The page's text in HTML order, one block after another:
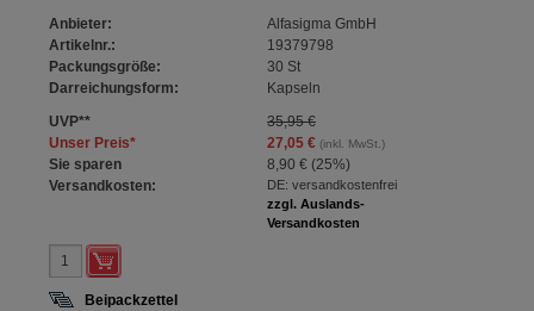
Anbieter:
Alfasigma GmbH
Artikelnr.:
19379798
Packungsgröße:
30 St
Darreichungsform:
Kapseln
UVP**
35,95 €
Unser Preis* 27,05 €(inkl. MwSt.)
Sie sparen 8,90 € (25%)
Versandkosten:
DE: versandkostenfrei
zzgl. Auslands-
Versandkosten
Beipackzettel